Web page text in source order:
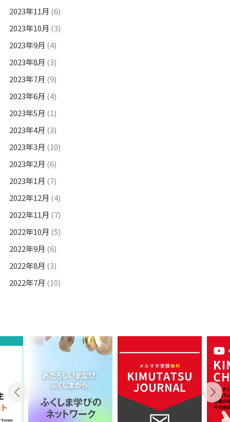
2023年11月 (6)
2023年10月 (3)
2023年9月 (4)
2023年8月 (3)
2023年7月 (9)
2023年6月 (4)
2023年5月 (1)
2023年4月 (3)
2023年3月 (10)
2023年2月 (6)
2023年1月 (7)
2022年12月 (4)
2022年11月 (7)
2022年10月 (5)
2022年9月 (6)
2022年8月 (3)
2022年7月 (10)